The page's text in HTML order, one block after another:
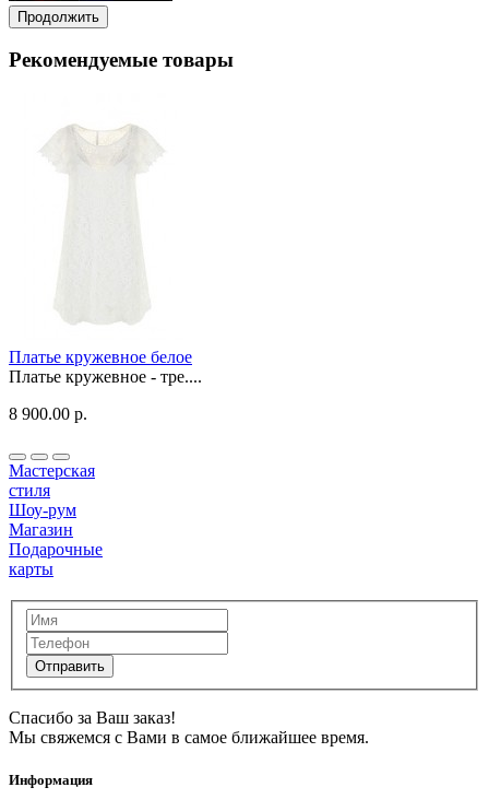
Продолжить
Рекомендуемые товары
Платье кружевное белое
Платье кружевное - тре....
8 900.00 р.
Мастерская
стиля
Шоу-рум
Магазин
Подарочные
карты
Спасибо за Ваш заказ!
Мы свяжемся с Вами в самое ближайшее время.
Информация